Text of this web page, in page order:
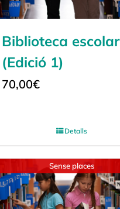
Biblioteca escolar
(Edició 1)
70,00€
Detalls
Sense places